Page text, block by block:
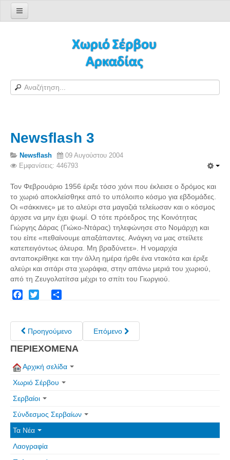
Φόρμα εγγραφής χρήστη
H Ιστοσελίδα μας
Αράπηδες
Χάρτης ευρύτερης περιοχής
Σέρβου - Δορυφορική Google
Σέρβου και Δήμος Γορτυνίας
Σερβαίοι
Σερβαίοι Συγγραφείς/Λογoτέχνες
Σερβαίοι Καλλιτέχνες
Γραφή Πατριωτών/Συνεργατών
Σερβαίοι Αγωνιστές/Πεσόντες
Σερβαίοι για το Σέρβου
Εφημερίδα Αρτοζήνος
Ηλεκτρονική έκδοση Αρτοζήνου
Θέματα και δράσεις Συνδέσμου
Ανακοινώσεις
Η ιστοσελίδα μας
Χάρτης του Site (Sitemap)
Επικοινωνία
Τα Νέα
Newsflash 3
Newsflash
09 Αυγούστου 2004
Εμφανίσεις: 446793
Τον Φεβρουάριο 1956 έριξε τόσο χιόνι που έκλεισε ο δρόμος και
το χωριό αποκλείσθηκε από το υπόλοιπο κόσμο για εβδομάδες.
Οι «σάκκινες» με το αλεύρι στα μαγαζιά τελείωσαν και ο κόσμος
άρχισε να μην έχει ψωμί. Ο τότε πρόεδρος της Κοινότητας
Γιώργης Δάρας (Γιώκο-Ντάρας) τηλεφώνησε στο Νομάρχη και
του είπε «πεθαίνουμε απαξάπαντες. Ανάγκη να μας στείλετε
κατεπειγόντως άλευρα. Μη βραδύνετε». Η νομαρχία
ανταποκρίθηκε και την άλλη ημέρα ήρθε ένα ντακότα και έριξε
αλεύρι και σιτάρι στα χωράφια, στην απάνω μεριά του χωριού,
από τη Ζευγολατίτσα μέχρι το σπίτι του Γιωργιού.
Προηγούμενο Επόμενο
ΠΕΡΙΕΧΟΜΕΝΑ
Αρχική σελίδα
Χωριό Σέρβου
Σερβαίοι
Σύνδεσμος Σερβαίων
Τα Νέα
Λαογραφία